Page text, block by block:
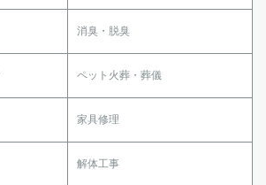
消臭・脱臭
ペット火葬・葬儀
家具修理
解体工事